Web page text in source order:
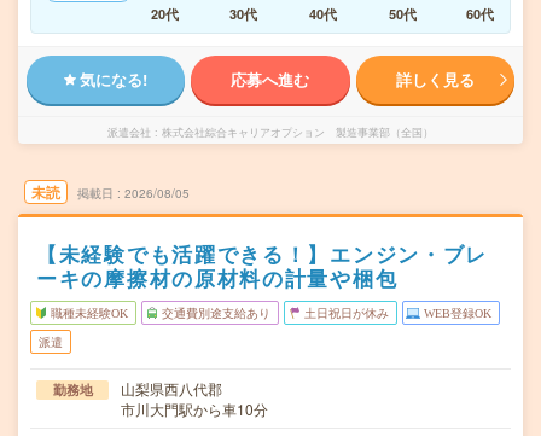
20代
30代 40代 50代 60代
気になる! 応募へ進む 詳しく見る
派遣会社 株式会社綜合キャリアオプション 製造事業部（全国）
未読 掲載日 2026/08/05
【未経験でも活躍できる！】エンジン・ブレ
ーキの摩擦材の原材料の計量や梱包
職種未経験OK 交通費別途支給あり 土日祝日が休み WEB登録OK
派遣
勤務地
山梨県西八代郡
市川大門駅から車10分